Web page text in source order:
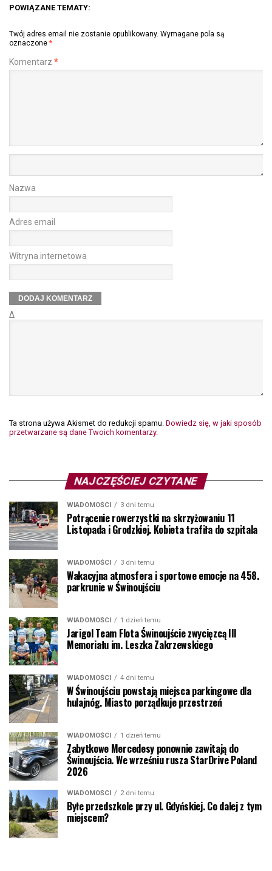
POWIĄZANE TEMATY:
Twój adres email nie zostanie opublikowany. Wymagane pola są
oznaczone *
Komentarz *
Nazwa
Adres email
Witryna internetowa
Δ
Ta strona używa Akismet do redukcji spamu. Dowiedz się, w jaki sposób
przetwarzane są dane Twoich komentarzy.
NAJCZĘŚCIEJ CZYTANE
WIADOMOŚCI 3 dni temu
Potrącenie rowerzystki na skrzyżowaniu 11
Listopada i Grodzkiej. Kobieta trafiła do szpitala
WIADOMOŚCI 3 dni temu
Wakacyjna atmosfera i sportowe emocje na 458.
parkrunie w Świnoujściu
WIADOMOŚCI 1 dzień temu
Jarigol Team Flota Świnoujście zwycięzcą III
Memoriału im. Leszka Zakrzewskiego
WIADOMOŚCI 4 dni temu
W Świnoujściu powstają miejsca parkingowe dla
hulajnóg. Miasto porządkuje przestrzeń
WIADOMOŚCI 1 dzień temu
Zabytkowe Mercedesy ponownie zawitają do
Świnoujścia. We wrześniu rusza StarDrive Poland
2026
WIADOMOŚCI 2 dni temu
Byłe przedszkole przy ul. Gdyńskiej. Co dalej z tym
miejscem?